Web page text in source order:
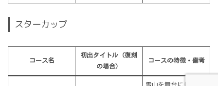
スターカップ
コース名
初出タイトル（復刻
の場合）
コースの特徴・備考
雪山を舞台にしたコ